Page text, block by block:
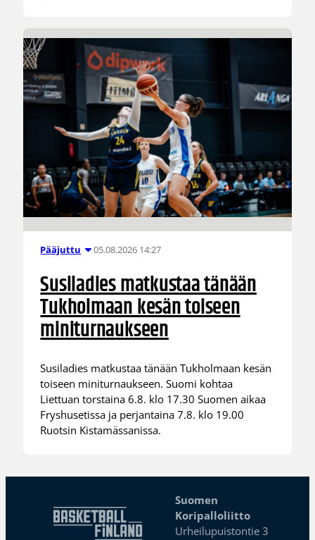
Pääjuttu 05.08.2026 14:27
Susiladies matkustaa tänään
Tukholmaan kesän toiseen
miniturnaukseen
Susiladies matkustaa tänään Tukholmaan kesän
toiseen miniturnaukseen. Suomi kohtaa
Liettuan torstaina 6.8. klo 17.30 Suomen aikaa
Fryshusetissa ja perjantaina 7.8. klo 19.00
Ruotsin Kistamässanissa.
Suomen
Koripalloliitto
Urheilupuistontie 3